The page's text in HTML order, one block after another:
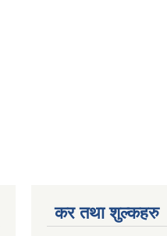
कर तथा शुल्कहरु